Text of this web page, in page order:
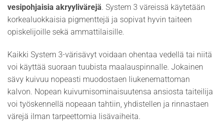
vesipohjaisia akryylivärejä. System 3 väreissä käytetään
korkealuokkaisia pigmenttejä ja sopivat hyvin taiteen
opiskelijoille sekä ammattilaisille.
Kaikki System 3-värisävyt voidaan ohentaa vedellä tai niitä
voi käyttää suoraan tuubista maalauspinnalle. Jokainen
sävy kuivuu nopeasti muodostaen liukenemattoman
kalvon. Nopean kuivumisominaisuutensa ansiosta taiteilija
voi työskennellä nopeaan tahtiin, yhdistellen ja rinnastaen
värejä ilman tarpeettomia lisävaiheita.